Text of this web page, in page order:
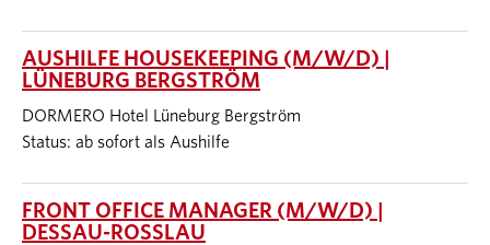
AUSHILFE HOUSEKEEPING (M/W/D) |
LÜNEBURG BERGSTRÖM
DORMERO Hotel Lüneburg Bergström
Status: ab sofort als Aushilfe
FRONT OFFICE MANAGER (M/W/D) |
DESSAU-ROSSLAU